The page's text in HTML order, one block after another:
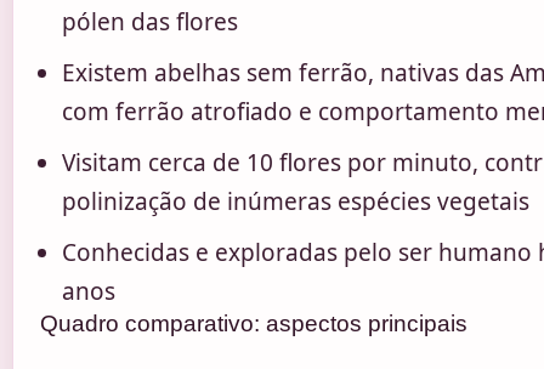
pólen das flores
Existem abelhas sem ferrão, nativas das
com ferrão atrofiado e comportamento
Visitam cerca de 10 flores por minuto,
polinização de inúmeras espécies vegetais
Conhecidas e exploradas pelo ser humano
anos
Quadro comparativo: aspectos principais